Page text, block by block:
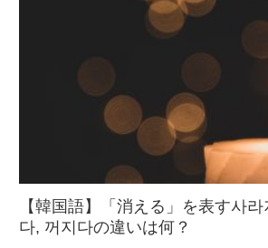
【韓国語】「消える」を表す사
다, 꺼지다の違いは何？